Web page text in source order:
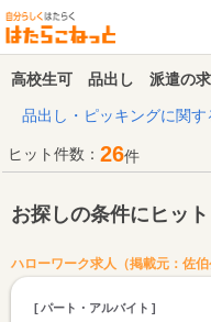
高校生可 品出し 派遣の求
品出し・ピッキングに関
ヒット件数： 26件
お探しの条件にヒッ
ハローワーク求人（掲載元：佐伯
パート・アルバイト